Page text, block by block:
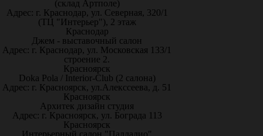
(склад Артполе)
Адрес: г. Краснодар, ул. Северная, 320/1
(ТЦ "Интерьер"), 2 этаж
Краснодар
Джем - выставочный салон
Адрес: г. Краснодар, ул. Московская 133/1
строение 2.
Красноярск
Doka Pola / Interior-Club (2 салона)
Адрес: г. Красноярск, ул.Алекссеева, д. 51
Красноярск
Архитек дизайн студия
Адрес: г. Красноярск, ул. Бограда 113
Красноярск
Интерьерный салон "Палладио"